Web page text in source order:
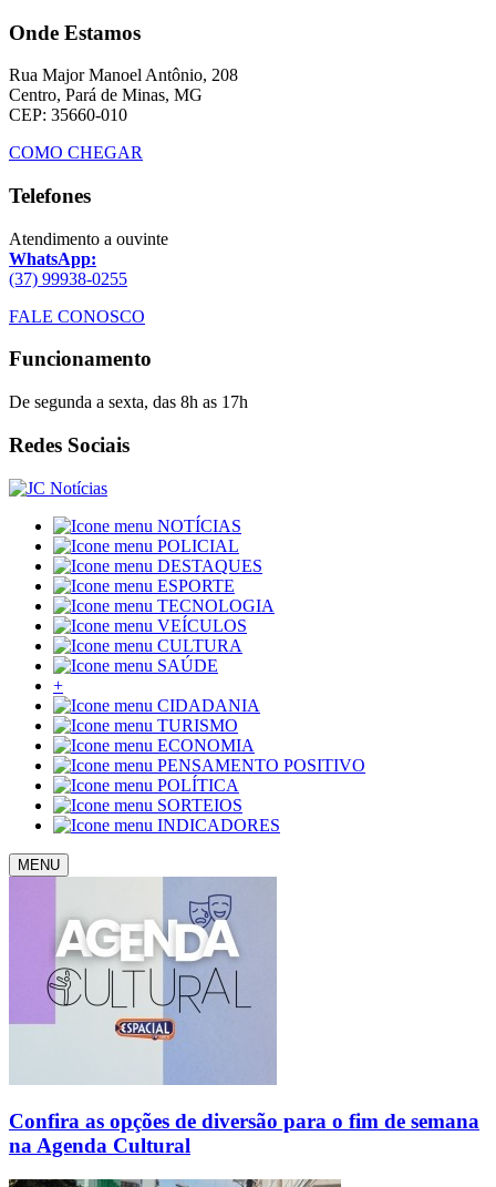
Onde Estamos
Rua Major Manoel Antônio, 208
Centro, Pará de Minas, MG
CEP: 35660-010
COMO CHEGAR
Telefones
Atendimento a ouvinte
WhatsApp:
(37) 99938-0255
FALE CONOSCO
Funcionamento
De segunda a sexta, das 8h as 17h
Redes Sociais
NOTÍCIAS
POLICIAL
DESTAQUES
ESPORTE
TECNOLOGIA
VEÍCULOS
CULTURA
SAÚDE
+
CIDADANIA
TURISMO
ECONOMIA
PENSAMENTO POSITIVO
POLÍTICA
SORTEIOS
INDICADORES
MENU
Confira as opções de diversão para o fim de semana
na Agenda Cultural